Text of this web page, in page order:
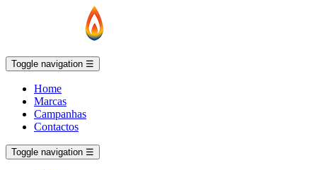
Toggle navigation ☰
Home
Marcas
Campanhas
Contactos
Toggle navigation ☰